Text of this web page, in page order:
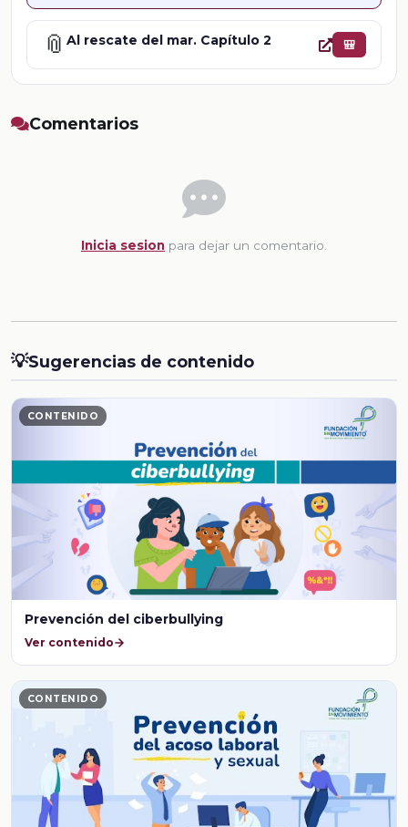
📎 Al rescate del mar. Capítulo 2 🎒
Comentarios
Inicia sesion para dejar un comentario.
💡Sugerencias de contenido
CONTENIDO
Prevención del ciberbullying
Ver contenido
CONTENIDO